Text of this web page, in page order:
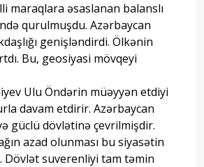
maraqlara əsaslanan balanslı
qurulmuşdu. Azərbaycan
genişləndirdi. Ölkənin
Bu, geosiyasi mövqeyi
Ulu Öndərin müəyyən etdiyi
davam etdirir. Azərbaycan
güclü dövlətinə çevrilmişdir.
azad olunması bu siyasətin
Dövlət suverenliyi tam təmin